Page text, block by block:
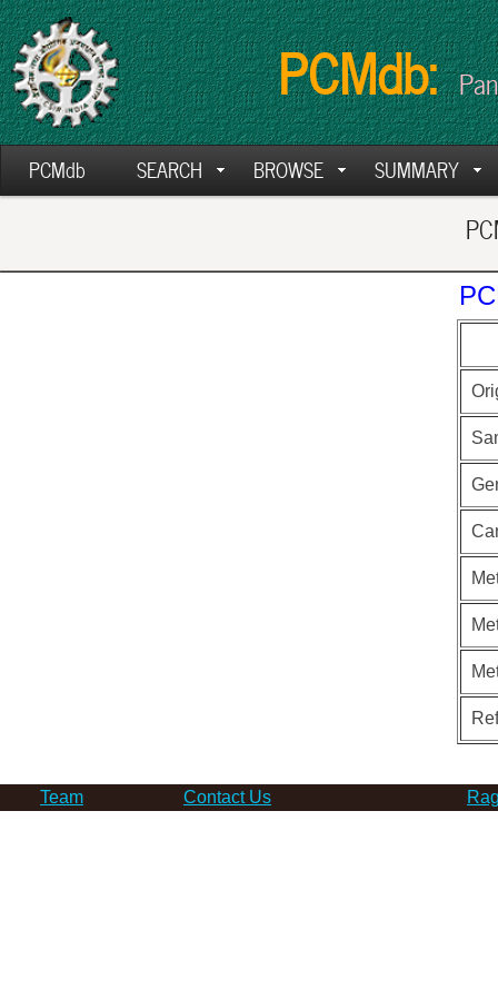
PCMdb:
PCMdb SEARCH BROWSE SUMMARY
Team Contact Us